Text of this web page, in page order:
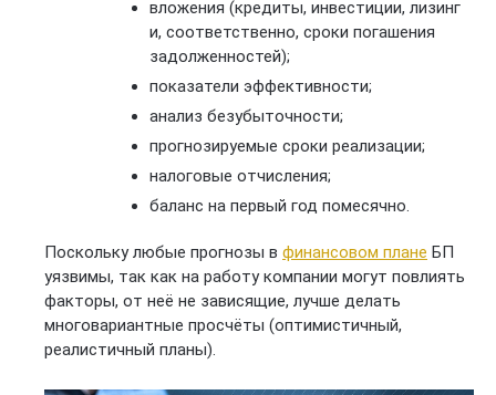
вложения (кредиты, инвестиции, лизинг
и, соответственно, сроки погашения
задолженностей);
показатели эффективности;
анализ безубыточности;
прогнозируемые сроки реализации;
налоговые отчисления;
баланс на первый год помесячно.
Поскольку любые прогнозы в финансовом плане БП
уязвимы, так как на работу компании могут повлиять
факторы, от неё не зависящие, лучше делать
многовариантные просчёты (оптимистичный,
реалистичный планы).